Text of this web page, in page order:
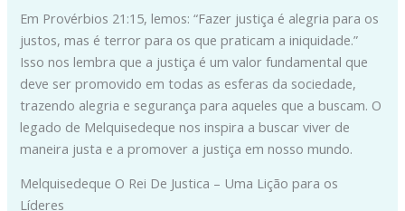
Em Provérbios 21:15, lemos: “Fazer justiça é alegria para os
justos, mas é terror para os que praticam a iniquidade.”
Isso nos lembra que a justiça é um valor fundamental que
deve ser promovido em todas as esferas da sociedade,
trazendo alegria e segurança para aqueles que a buscam. O
legado de Melquisedeque nos inspira a buscar viver de
maneira justa e a promover a justiça em nosso mundo.
Melquisedeque O Rei De Justica – Uma Lição para os
Líderes